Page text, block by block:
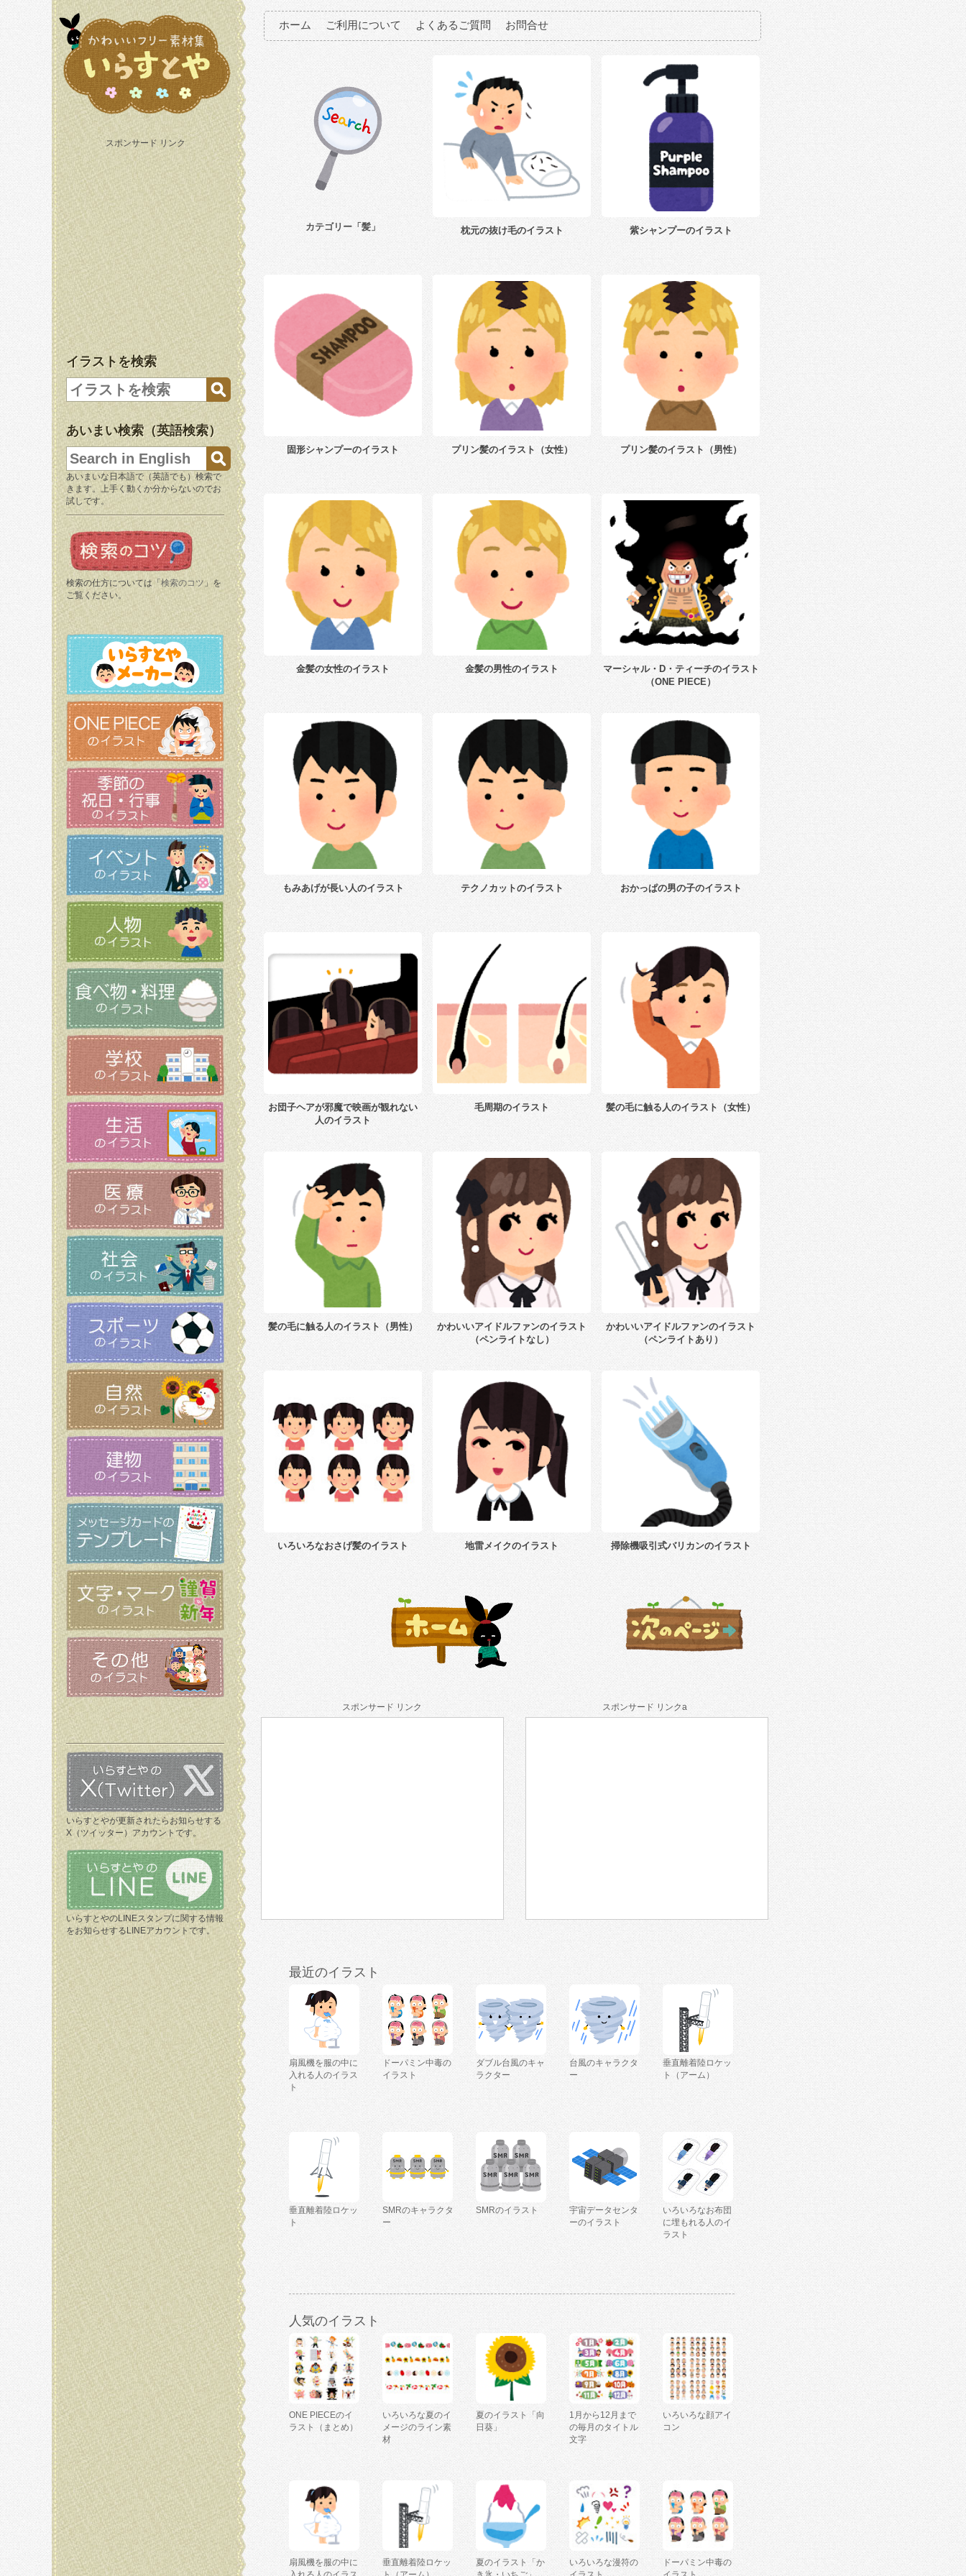
スポンサード リンク
イラストを検索
あいまい検索（英語検索）
あいまいな日本語で（英語でも）検索で
きます。上手く動くか分からないのでお
試しです。
検索の仕方については「 検索のコツ 」を
ご覧ください。
いらすとやが更新されたらお知らせする
X（ツイッター）アカウントです。
いらすとやのLINEスタンプに関する情報
をお知らせするLINEアカウントです。
ホーム ご利用について よくあるご質問 お問合せ
カテゴリー「髪」 枕元の抜け毛のイラスト 紫シャンプーのイラスト
固形シャンプーのイラスト プリン髪のイラスト（女性） プリン髪のイラスト（男性）
金髪の女性のイラスト 金髪の男性のイラスト
マーシャル・D・ティーチのイラスト
（ONE PIECE）
もみあげが長い人のイラスト テクノカットのイラスト おかっぱの男の子のイラスト
お団子ヘアが邪魔で映画が観れない
人のイラスト
毛周期のイラスト 髪の毛に触る人のイラスト（女性）
髪の毛に触る人のイラスト（男性）
かわいいアイドルファンのイラスト
（ペンライトなし）
かわいいアイドルファンのイラスト
（ペンライトあり）
いろいろなおさげ髪のイラスト 地雷メイクのイラスト 掃除機吸引式バリカンのイラスト
スポンサード リンク スポンサード リンクa
最近のイラスト
扇風機を服の中に
入れる人のイラス
ト
ドーパミン中毒の
イラスト
ダブル台風のキャ
ラクター
台風のキャラクタ
ー
垂直離着陸ロケッ
ト（アーム）
垂直離着陸ロケッ
ト
SMRのキャラクタ
ー
SMRのイラスト
宇宙データセンタ
ーのイラスト
いろいろなお布団
に埋もれる人のイ
ラスト
人気のイラスト
ONE PIECEのイ
ラスト（まとめ）
いろいろな夏のイ
メージのライン素
材
夏のイラスト「向
日葵」
1月から12月まで
の毎月のタイトル
文字
いろいろな顔アイ
コン
扇風機を服の中に
垂直離着陸ロケッ
夏のイラスト「か
いろいろな漫符の
ドーパミン中毒の